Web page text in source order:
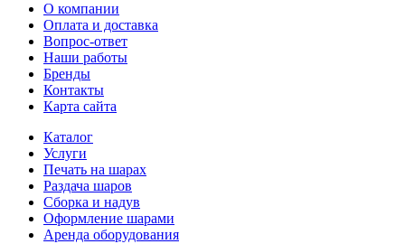
О компании
Оплата и доставка
Вопрос-ответ
Наши работы
Бренды
Контакты
Карта сайта
Каталог
Услуги
Печать на шарах
Раздача шаров
Сборка и надув
Оформление шарами
Аренда оборудования